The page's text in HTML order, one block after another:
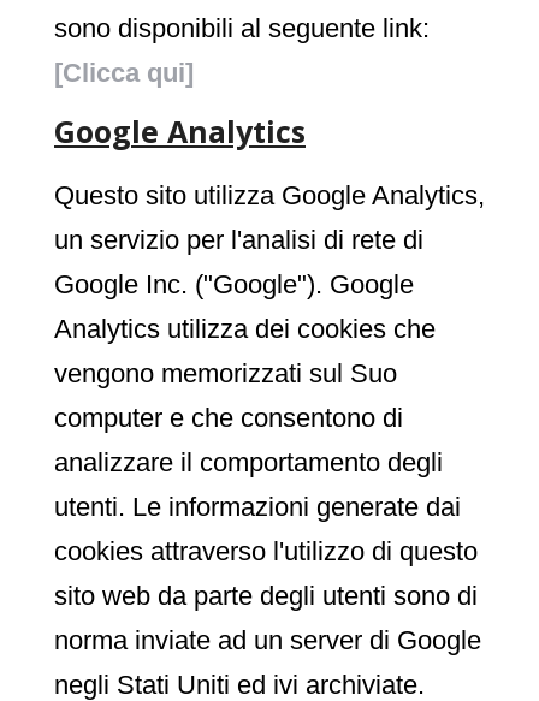
sono disponibili al seguente link:
[Clicca qui]
Google Analytics
Questo sito utilizza Google Analytics,
un servizio per l'analisi di rete di
Google Inc. ("Google"). Google
Analytics utilizza dei cookies che
vengono memorizzati sul Suo
computer e che consentono di
analizzare il comportamento degli
utenti. Le informazioni generate dai
cookies attraverso l'utilizzo di questo
sito web da parte degli utenti sono di
norma inviate ad un server di Google
negli Stati Uniti ed ivi archiviate.